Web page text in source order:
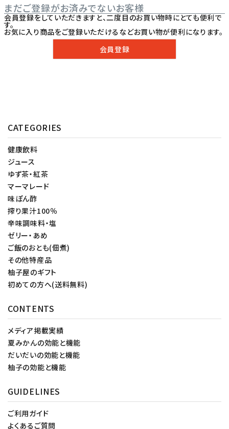
まだご登録がお済みでないお客様
会員登録をしていただきますと、二度目のお買い物時にとても便利で
す。
お気に入り商品をご登録いただけるなどお買い物が便利になります。
会員登録
CATEGORIES
健康飲料
ジュース
ゆず茶・紅茶
マーマレード
味ぽん酢
搾り果汁100％
辛味調味料・塩
ゼリー・あめ
ご飯のおとも(佃煮)
その他特産品
柚子屋のギフト
初めての方へ(送料無料)
CONTENTS
メディア掲載実績
夏みかんの効能と機能
だいだいの効能と機能
柚子の効能と機能
GUIDELINES
ご利用ガイド
よくあるご質問